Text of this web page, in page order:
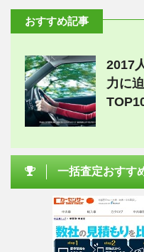
おすすめ記事
2017
力に
一括査定おすす